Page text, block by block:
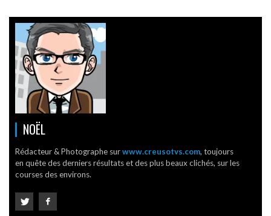
NOËL
Rédacteur & Photographe surwww.creusotvs.com, toujours
en quête des derniers résultats et des plus beaux clichés, sur les
courses des environs.